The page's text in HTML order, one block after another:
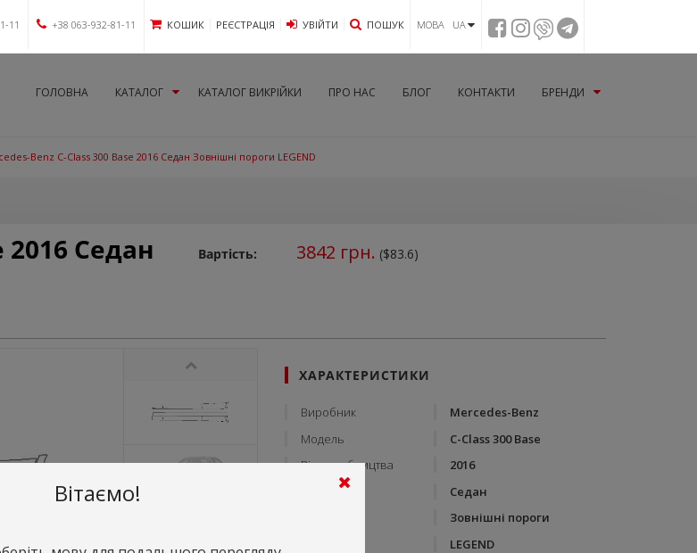
11 +38 063-932-81-11 КОШИК РЕЄСТРАЦІЯ УВIЙТИ ПОШУК МОВА UA
ГОЛОВНА КАТАЛОГ КАТАЛОГ ВИКРІЙКИ ПРО НАС БЛОГ КОНТАКТИ БРЕНДИ
Benz C-Class 300 Base 2016 Седан Зовнішні пороги LEGEND
2016 Седан
Вартість: 3842 грн. ($83.6)
ХАРАКТЕРИСТИКИ
Виробник
Mercedes-Benz
Модель
C-Class 300 Base
Рік виробництва
2016
Тип кузову
Седан
Зовнішні пороги
LEGEND
Вітаємо!